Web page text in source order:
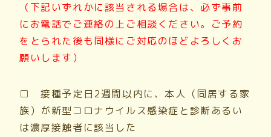
（下記いずれかに該当される場合は、必ず事前
にお電話でご連絡の上ご相談ください。ご予約
をとられた後も同様にご対応のほどよろしくお
願いします）
□ 接種予定日2週間以内に、本人（同居する家
族）が新型コロナウイルス感染症と診断あるい
は濃厚接触者に該当した